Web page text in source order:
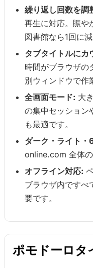
繰り返し回数を調
再生に対応。賑や
図書館なら1回に減
タブタイトルにカ
時間がブラウザの
別ウィンドウで作
全画面モード: 大
の集中セッション
も最適です。
ダーク・ライト・
online.com 全体の
オフライン対応:
ブラウザ内ですべ
要です。
ポモドーロタ